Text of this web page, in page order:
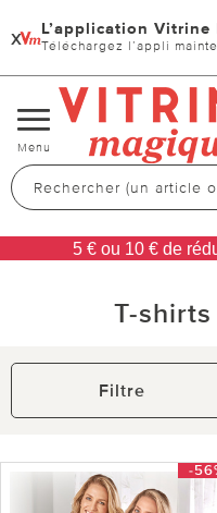
x L’application Vitrine
Téléchargez l’appli
Changer
de
navigation
Menu
5 € ou 10 € de
T-
Filtre
-